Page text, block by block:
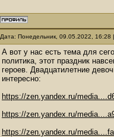
Дата: Понедельник, 09.05.2022,
А вот у нас есть тема для
политика, этот праздник
героев. Двадцатилетние
интересно:
https://zen.yandex.ru/
https://zen.yandex.ru/
https://zen.yandex.ru/